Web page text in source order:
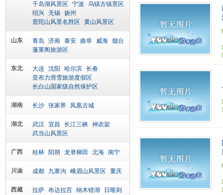
千岛湖风景区
宁波
乌镇古镇景区
绍兴 无锡 扬州
普陀山风景名胜区
黄山风景区
山东 青岛 济南 泰安 曲阜 威海 烟台
蓬莱阁旅游区
东北 大连 沈阳 哈尔滨 长春
亚布力滑雪旅游度假区
长白山国家级自然保护区
湖南 长沙 张家界 凤凰古城
湖北 武汉 宜昌 长江三峡 神农架
武当山风景区
广西 桂林 阳朔 龙脊梯田 北海 南宁
川渝 成都 九寨沟 峨眉山风景区 重庆
西藏 拉萨 布达拉宫 纳木错湖
日喀则